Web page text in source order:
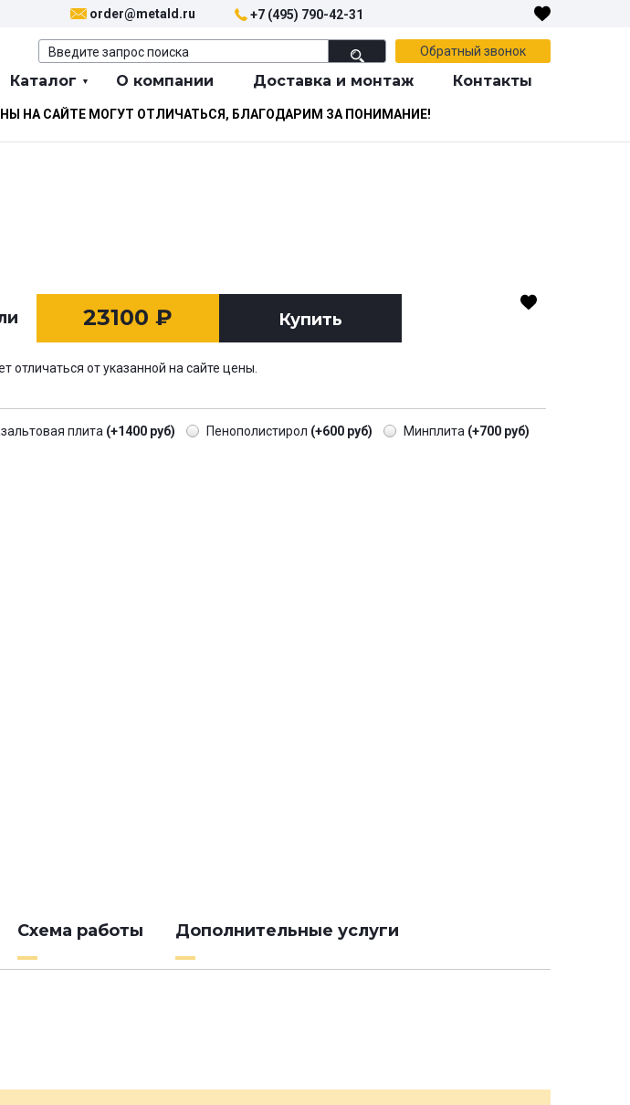
order@metald.ru +7 (495) 790-42-31
Обратный звонок
Каталог О компании Доставка и монтаж Контакты
НА САЙТЕ МОГУТ ОТЛИЧАТЬСЯ, БЛАГОДАРИМ ЗА ПОНИМАНИЕ!
23100 ₽ Купить
отличаться от указанной на сайте цены.
плита (+1400 руб) Пенополистирол (+600 руб) Минплита (+700 руб)
Схема работы Дополнительные услуги